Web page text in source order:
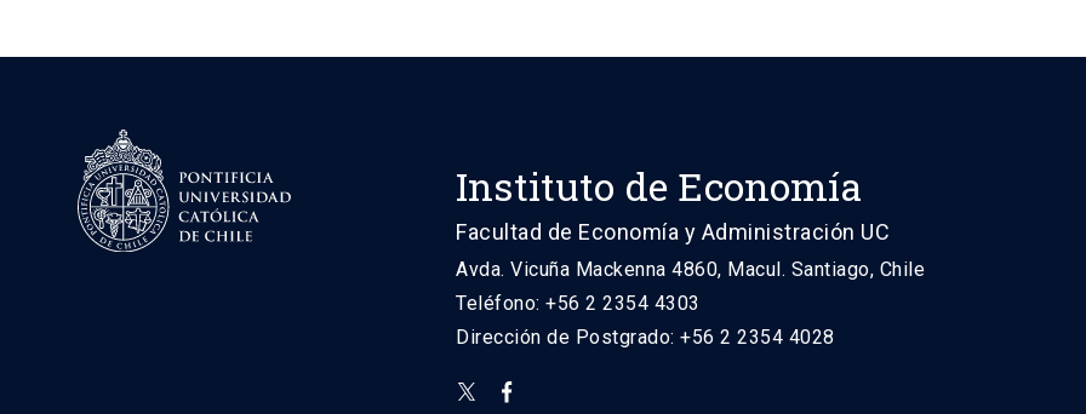
Instituto de Economía
Facultad de Economía y Administración UC
Avda. Vicuña Mackenna 4860, Macul. Santiago, Chile
Teléfono: +56 2 2354 4303
Dirección de Postgrado: +56 2 2354 4028